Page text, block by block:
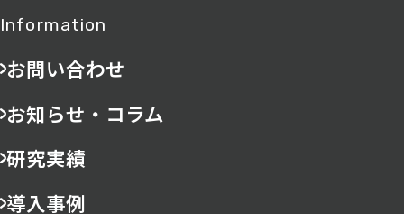
Information
お問い合わせ
お知らせ・コラム
研究実績
導入事例